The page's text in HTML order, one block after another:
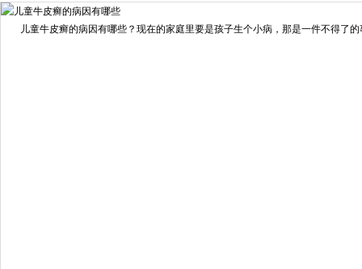
预约量
儿童牛皮癣的病因有哪些？现在的家庭里要是孩子生个小病，那是一件不得了的